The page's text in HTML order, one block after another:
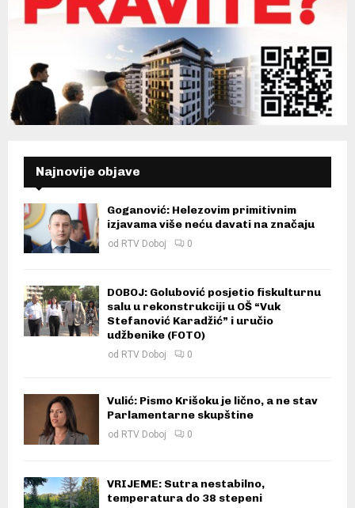
Najnovije objave
Goganović: Helezovim primitivnim
izjavama više neću davati na značaju
od RTV Doboj 0
DOBOJ: Golubović posjetio fiskulturnu
salu u rekonstrukciji u OŠ “Vuk
Stefanović Karadžić” i uručio
udžbenike (FOTO)
od RTV Doboj 0
Vulić: Pismo Krišoku je lično, a ne stav
Parlamentarne skupštine
od RTV Doboj 0
VRIJEME: Sutra nestabilno,
temperatura do 38 stepeni